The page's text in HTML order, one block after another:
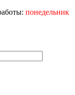
понедельник